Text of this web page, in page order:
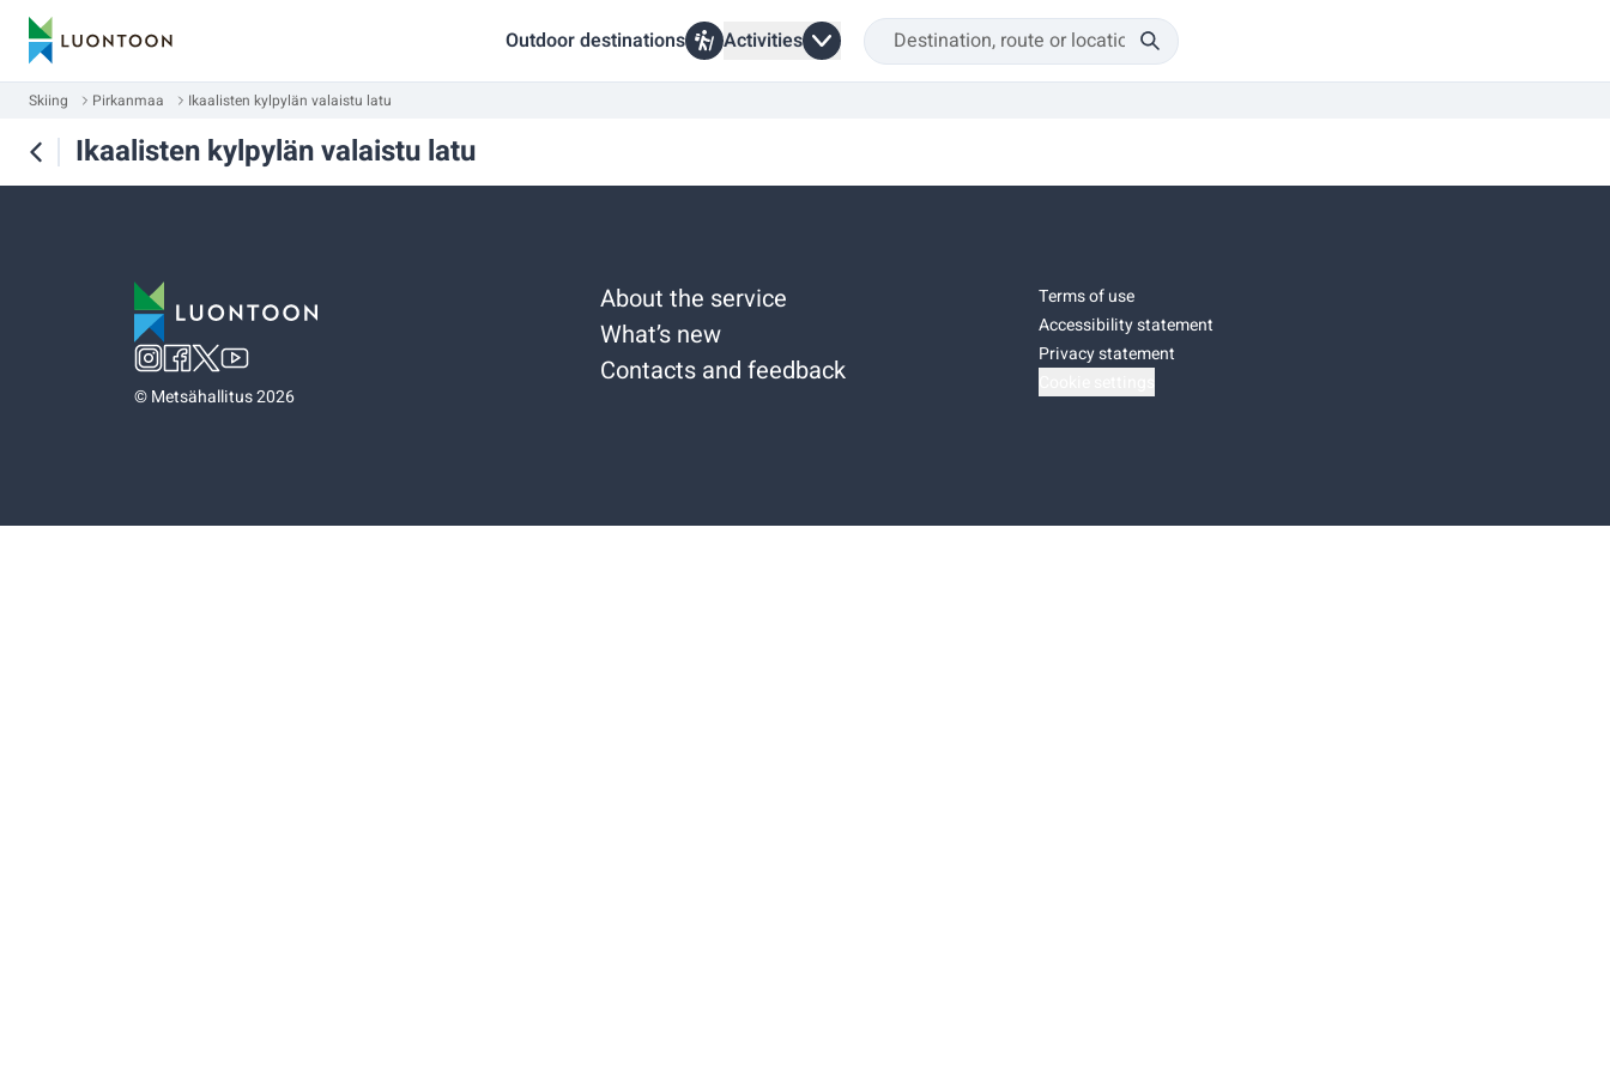
Outdoor destinations Activities
Skiing Pirkanmaa Ikaalisten kylpylän valaistu latu
Ikaalisten kylpylän valaistu latu
©Metsähallitus 2026
About the service
What’s new
Contacts and feedback
Terms of use
Accessibility statement
Privacy statement